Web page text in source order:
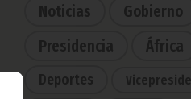
Noticias
Gobierno
Presidencia
África
Deportes